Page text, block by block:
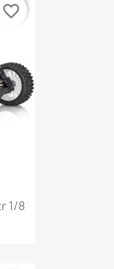
1/8
favorite_border